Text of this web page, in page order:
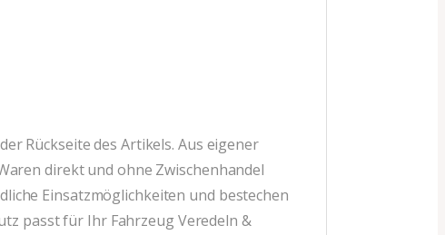
Rückseite des Artikels. Aus eigener
direkt und ohne Zwischenhandel
Einsatzmöglichkeiten und bestechen
passt für Ihr Fahrzeug Veredeln &